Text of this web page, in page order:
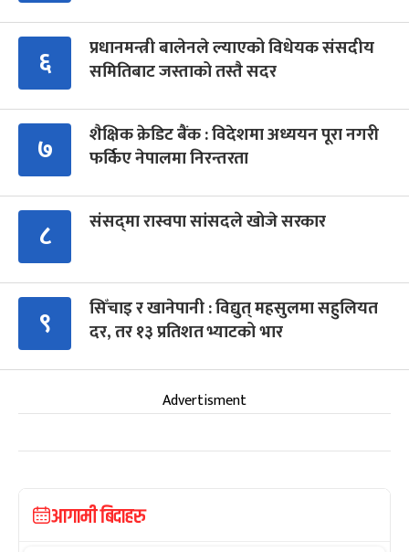
६
प्रधानमन्त्री बालेनले ल्याएको विधेयक संसदीय
समितिबाट जस्ताको तस्तै सदर
७
शैक्षिक क्रेडिट बैंक : विदेशमा अध्ययन पूरा नगरी
फर्किए नेपालमा निरन्तरता
८ संसद्‍मा रास्वपा सांसदले खोजे सरकार
९
सिँचाइ र खानेपानी : विद्युत् महसुलमा सहुलियत
दर, तर १३ प्रतिशत भ्याटको भार
Advertisment
आगामी बिदाहरु